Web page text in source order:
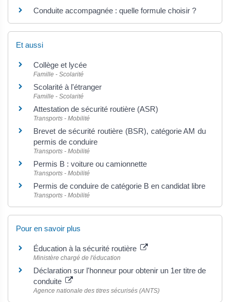
Conduite accompagnée : quelle formule choisir ?
Et aussi
Collège et lycée
Famille - Scolarité
Scolarité à l'étranger
Famille - Scolarité
Attestation de sécurité routière (ASR)
Transports - Mobilité
Brevet de sécurité routière (BSR), catégorie AM du
permis de conduire
Transports - Mobilité
Permis B : voiture ou camionnette
Transports - Mobilité
Permis de conduire de catégorie B en candidat libre
Transports - Mobilité
Pour en savoir plus
Éducation à la sécurité routière
Ministère chargé de l'éducation
Déclaration sur l'honneur pour obtenir un 1er titre de
conduite
Agence nationale des titres sécurisés (ANTS)